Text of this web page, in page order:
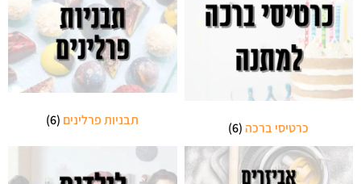
כרטיסי ברכה(6) תבניות פרלינים (6)